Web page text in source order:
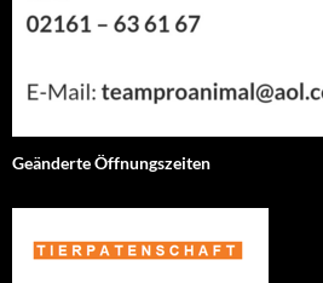
Geänderte Öffnungszeiten